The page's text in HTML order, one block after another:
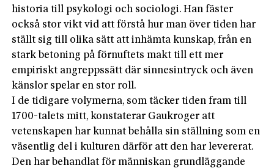
historia till psykologi och sociologi. Han fäster
också stor vikt vid att förstå hur man över tiden har
ställt sig till olika sätt att inhämta kunskap, från en
stark betoning på förnuftets makt till ett mer
empiriskt angreppssätt där sinnesintryck och även
känslor spelar en stor roll.
I de tidigare volymerna, som täcker tiden fram till
1700-talets mitt, konstaterar Gaukroger att
vetenskapen har kunnat behålla sin ställning som en
väsentlig del i kulturen därför att den har levererat.
Den har behandlat för människan grundläggande